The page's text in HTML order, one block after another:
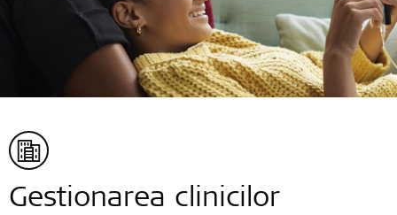
Gestionarea clinicilor